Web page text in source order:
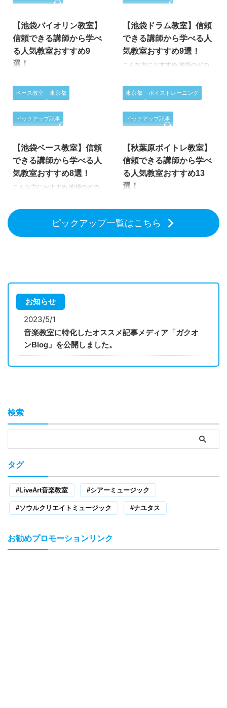
あ..。」「DTM教室に通ってみた
どこがいいのかなあ。」 このよ
うな悩みを抱えている人は少なく
ないでしょう。今回の記事では、
そんな悩みを解消できるような内
容を紹介しています。 本記事を
とができます。1.池袋にあるおす
すめのDTM教室2.DTM教室ごと
なあ..。」「ベース教室に通って
ら、どこがいいのかなあ。」 こ
のような悩みを抱えている人は少
なくないでしょう。自分の好きな
曲を上手く演奏できないことは辛
いですよね。今回の記事では、そ
を紹介しています。 本記事を読
むことで、以下の3点を知ること
2026/4/30
【池袋バイオリン教室】
信頼できる講師から学べ
る人気教室おすすめ9
選！
バイオリン教室に通えばいいか分
からない どうせ通うなら信頼で
ったペースで上達したい 「バイ
オリンを習いたいけど、どの教室
「子どもにバイオリンを習わせた
いけど、どの教室がいいのか迷っ
ている…。」 このような悩みを抱
えている方は多いかもしれませ
ん。自分やお子さんのバイオリン
どうしても不安になりますよね。
この記事では、そんな悩みを解決
できるようなバイオリン教室の情
【池袋ドラム教室】信頼
できる講師から学べる人
気教室おすすめ9選！
こんな方におすすめ 池袋のどの
ない どうせ通うなら信頼できる
先生に出会いたい 自分にあった
奏が上手にできるようになりたい
なあ..。」「ドラム教室に通って
ら、どこがいいのかなあ。」 こ
のような悩みを抱えている人は少
なくないでしょう。自分の好きな
曲を上手く歌えないことは辛いで
すよね。今回の記事では、そんな
とで、以下の3点を知ることがで
きます。1.池袋にあるおすす …
ベース教室 東京都
ピックアップ記事
【池袋ベース教室】信頼
できる講師から学べる人
気教室おすすめ8選！
こんな方におすすめ 池袋のどの
ない どうせ通うなら信頼できる
先生に出会いたい 自分にあった
ペースで上達したい 「ベースを
上手に演奏できるようになりたい
曲を上手く演奏できないことは辛
いですよね。今回の記事では、そ
んな悩みを解消できるような内容
を紹介しています。 本記事を読
むことで、以下の3点を知ること
ができます。1.池袋にあるお …
東京都 ボイストレーニング
ピックアップ記事
2026/2/22
【秋葉原ボイトレ教室】
信頼できる講師から学べ
る人気教室おすすめ13
選！
レ教室に通えばいいか分からない
どうせ通うなら信頼できる先生に
出会いたい 自分にあったペース
るから、どこがいいのかなあ。」
な悩みを解消できるような内容を
ピックアップ一覧はこちら
お知らせ
音楽教室に特化したオススメ記事メディア「ガクオ
ンBlog」を公開しました。
2023/5/1
検索
タグ
LiveArt音楽教室 シアーミュージック
ソウルクリエイトミュージック ナユタス
お勧めプロモーションリンク